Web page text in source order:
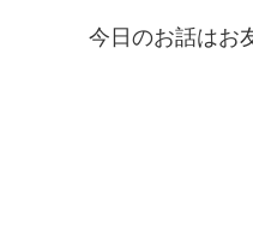
今日のお話はお